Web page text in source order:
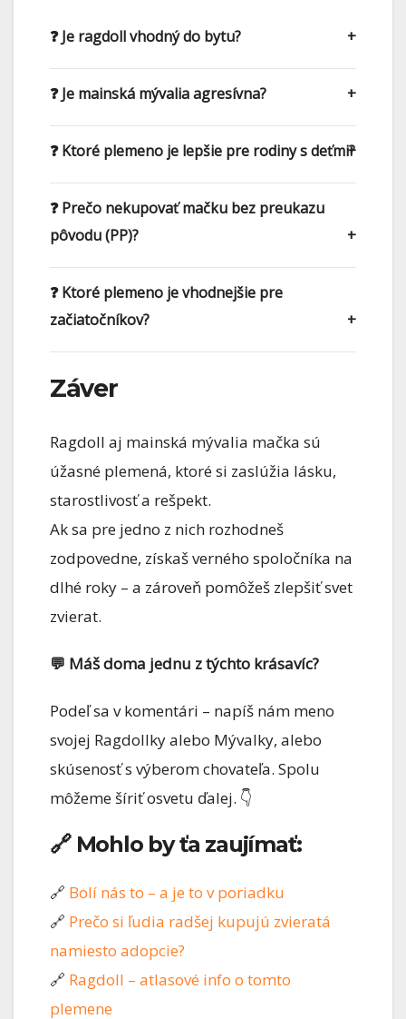
❓ Je ragdoll vhodný do bytu?
❓ Je mainská mývalia agresívna?
❓ Ktoré plemeno je lepšie pre rodiny s deťmi?
❓ Prečo nekupovať mačku bez preukazu
pôvodu (PP)?
❓ Ktoré plemeno je vhodnejšie pre
začiatočníkov?
Záver
Ragdoll aj mainská mývalia mačka sú
úžasné plemená, ktoré si zaslúžia lásku,
starostlivosť a rešpekt.
Ak sa pre jedno z nich rozhodneš
zodpovedne, získaš verného spoločníka na
dlhé roky – a zároveň pomôžeš zlepšiť svet
zvierat.
💬 Máš doma jednu z týchto krásavíc?
Podeľ sa v komentári – napíš nám meno
svojej Ragdollky alebo Mývalky, alebo
skúsenosť s výberom chovateľa. Spolu
môžeme šíriť osvetu ďalej. 👇
🔗 Mohlo by ťa zaujímať:
🔗 Bolí nás to – a je to v poriadku
🔗 Prečo si ľudia radšej kupujú zvieratá
namiesto adopcie?
🔗 Ragdoll – atlasové info o tomto
plemene